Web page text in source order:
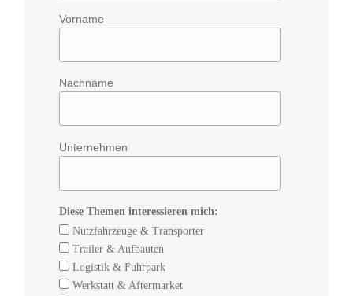
Vorname
Nachname
Unternehmen
Diese Themen interessieren mich:
Nutzfahrzeuge & Transporter
Trailer & Aufbauten
Logistik & Fuhrpark
Werkstatt & Aftermarket